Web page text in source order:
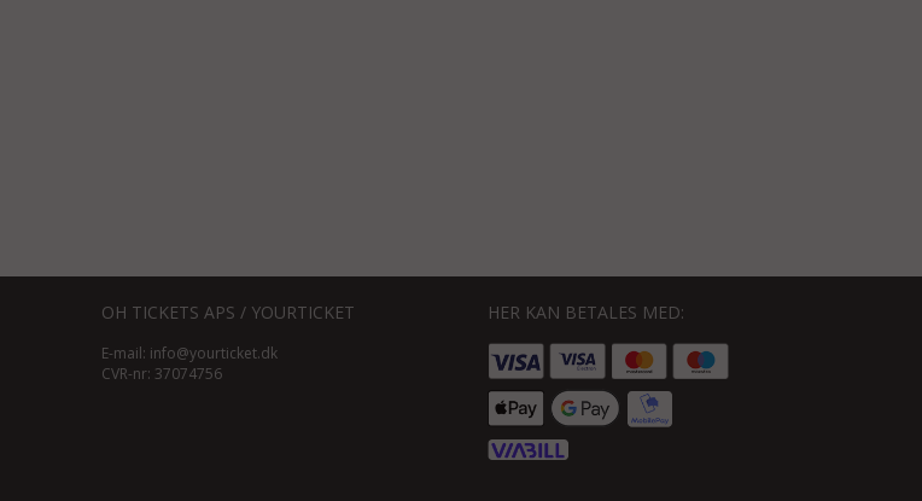
OH TICKETS APS / YOURTICKET
E-mail: info@yourticket.dk
CVR-nr: 37074756
HER KAN BETALES MED: